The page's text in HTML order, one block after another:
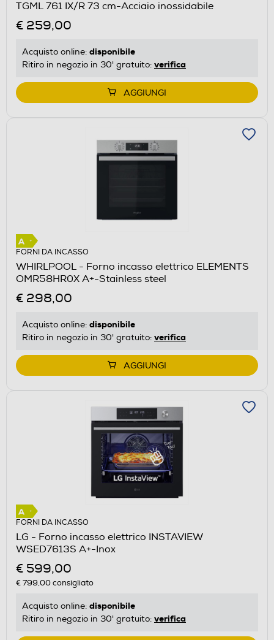
TGML 761 IX/R 73 cm-Acciaio inossidabile
€ 259,00
Acquisto online: disponibile
Ritiro in negozio in 30' gratuito: verifica
AGGIUNGI
FORNI DA INCASSO
WHIRLPOOL - Forno incasso elettrico ELEMENTS
OMR58HR0X A+-Stainless steel
€ 298,00
Acquisto online: disponibile
Ritiro in negozio in 30' gratuito: verifica
AGGIUNGI
FORNI DA INCASSO
LG - Forno incasso elettrico INSTAVIEW
WSED7613S A+-Inox
€ 599,00
€ 799,00consigliato
Acquisto online: disponibile
Ritiro in negozio in 30' gratuito: verifica